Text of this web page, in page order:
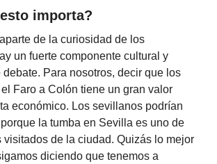
importa?
de la curiosidad de los
un fuerte componente cultural y
debate. Para nosotros, decir que los
Faro a Colón tiene un gran valor
económico. Los sevillanos podrían
la tumba en Sevilla es uno de
visitados de la ciudad. Quizás lo mejor
diciendo que tenemos a